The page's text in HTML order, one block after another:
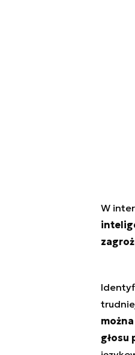
W
głosu